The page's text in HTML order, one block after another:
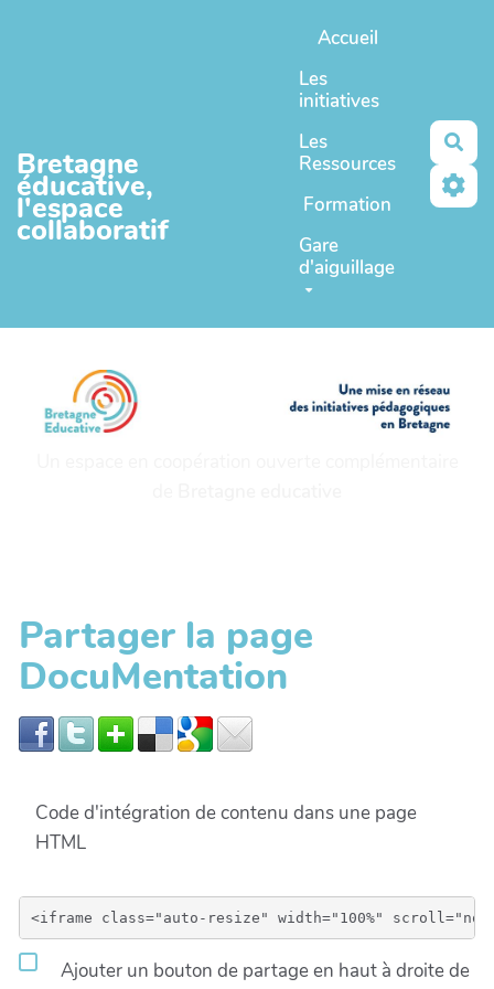
Bretagne
éducative,
l'espace
collaboratif
Accueil
Les
initiatives
Les
Ressources
Formation
Gare
d'aiguillage
Partager la page
DocuMentation
Code d'intégration de contenu dans une page
HTML
Ajouter un bouton de partage en haut à droite de